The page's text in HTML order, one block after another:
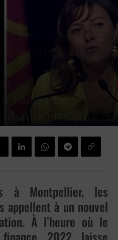
Démocratie
Régions de
face aux
à Montpellier, les
appellent à un nouvel
À l’heure où le